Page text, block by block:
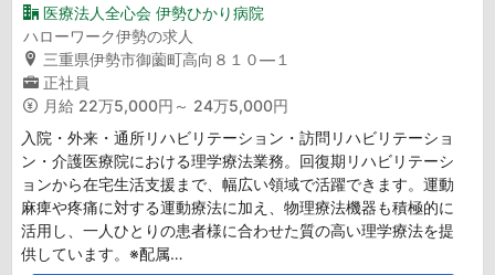
医療法人全心会 伊勢ひかり病院
ハローワーク伊勢の求人
三重県伊勢市御薗町高向８１０―１
正社員
月給 22万5,000円～ 24万5,000円
入院・外来・通所リハビリテーション・訪問リハビリテーショ
ン・介護医療院における理学療法業務。回復期リハビリテーシ
ョンから在宅生活支援まで、幅広い領域で活躍できます。運動
麻痺や疼痛に対する運動療法に加え、物理療法機器も積極的に
活用し、一人ひとりの患者様に合わせた質の高い理学療法を提
供しています。※配属…